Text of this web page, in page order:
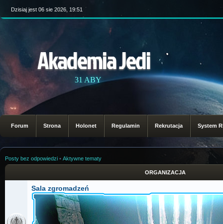
Dzisiaj jest 06 sie 2026, 19:51
Akademia Jedi
31 ABY
Forum Strona Holonet Regulamin Rekrutacja System
Posty bez odpowiedzi • Aktywne tematy
ORGANIZACJA
Sala zgromadzeń